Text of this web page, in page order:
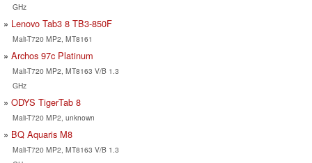
GHz
Lenovo Tab3 8 TB3-850F
Mali-T720 MP2, MT8161
Archos 97c Platinum
Mali-T720 MP2, MT8163 V/B 1.3
GHz
ODYS TigerTab 8
Mali-T720 MP2, unknown
BQ Aquaris M8
Mali-T720 MP2, MT8163 V/B 1.3